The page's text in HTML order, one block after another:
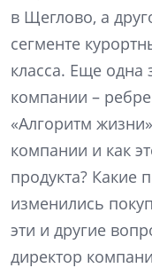
в Щеглово, а
сегменте
класса. Еще одна
компании –
«Алгоритм
компании и как
продукта? Какие
изменились
эти и другие
директор